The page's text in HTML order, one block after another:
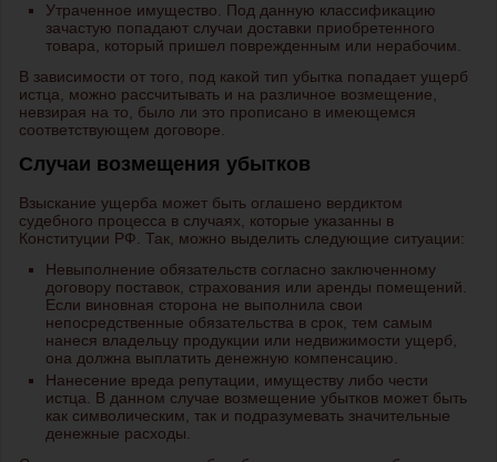
Утраченное имущество. Под данную классификацию
зачастую попадают случаи доставки приобретенного
товара, который пришел поврежденным или нерабочим.
В зависимости от того, под какой тип убытка попадает ущерб
истца, можно рассчитывать и на различное возмещение,
невзирая на то, было ли это прописано в имеющемся
соответствующем договоре.
Случаи возмещения убытков
Взыскание ущерба может быть оглашено вердиктом
судебного процесса в случаях, которые указанны в
Конституции РФ. Так, можно выделить следующие ситуации:
Невыполнение обязательств согласно заключенному
договору поставок, страхования или аренды помещений.
Если виновная сторона не выполнила свои
непосредственные обязательства в срок, тем самым
нанеся владельцу продукции или недвижимости ущерб,
она должна выплатить денежную компенсацию.
Нанесение вреда репутации, имуществу либо чести
истца. В данном случае возмещение убытков может быть
как символическим, так и подразумевать значительные
денежные расходы.